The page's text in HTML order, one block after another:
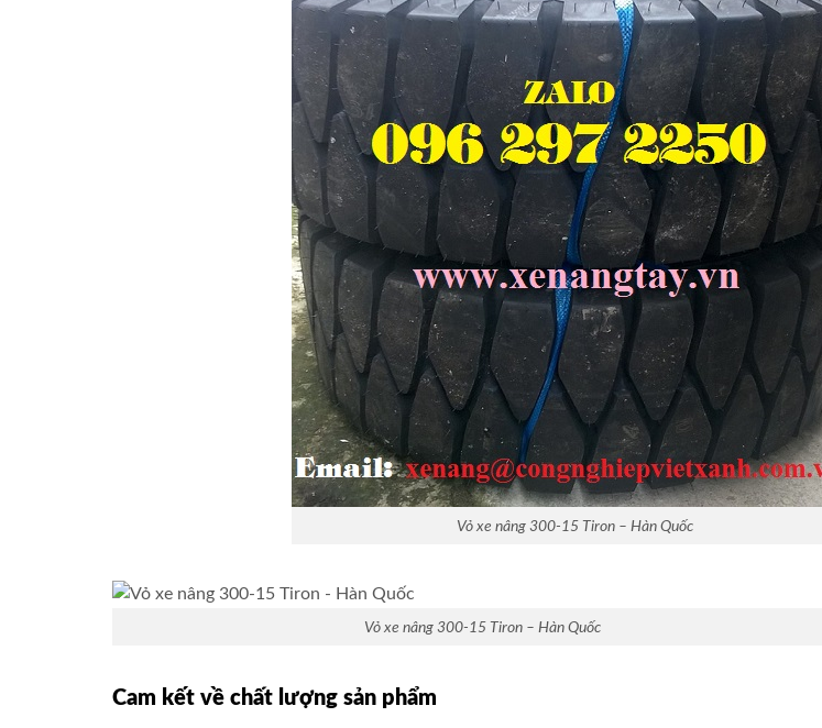
Vỏ xe nâng 300-15 Tiron – Hàn Quốc
Vỏ xe nâng 300-15 Tiron – Hàn Quốc
Cam kết về chất lượng sản phẩm